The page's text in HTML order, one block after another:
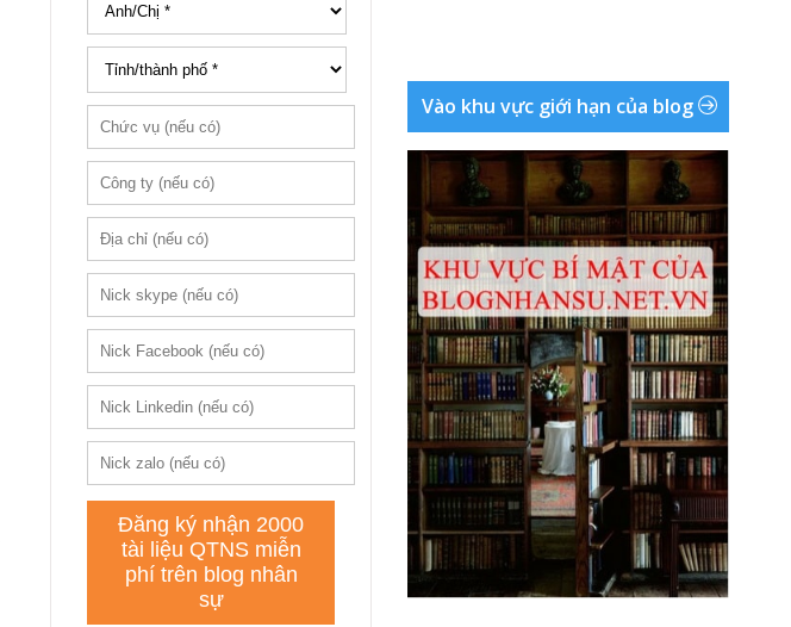
Vào khu vực giới hạn của blog